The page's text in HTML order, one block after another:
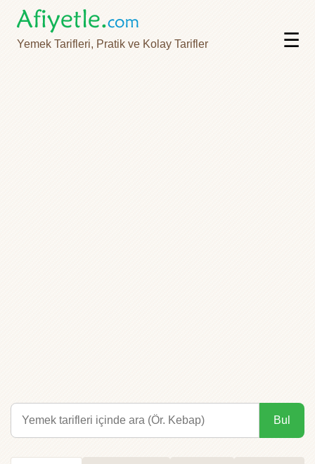
Yemek Tarifleri, Pratik ve Kolay Tarifler ☰
Bul